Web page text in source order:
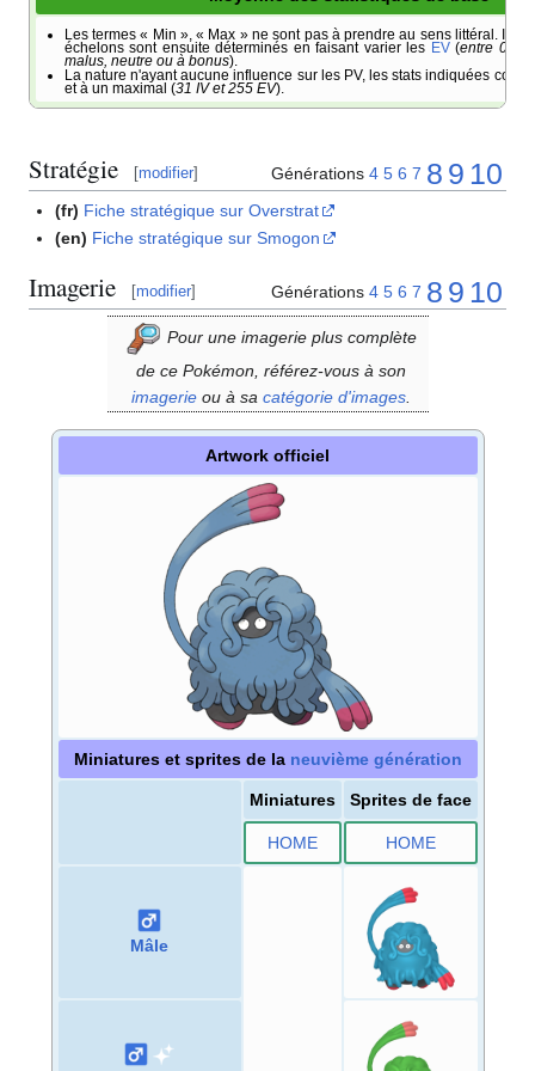
Les termes « Min », « Max » ne sont pas à prendre au sens littéral. Il
échelons sont ensuite déterminés en faisant varier les EV(entre 0 et
malus, neutre ou à bonus).
La nature n'ayant aucune influence sur les PV, les stats indiquées
et à un maximal (31 IV et 255 EV).
Stratégie [modifier] Générations 4 5 6 7 8 9 10
(fr) Fiche stratégique sur Overstrat
(en) Fiche stratégique sur Smogon
Imagerie [modifier] Générations 4 5 6 7 8 9 10
Pour une imagerie plus complète
de ce Pokémon, référez-vous à son
imagerieou à sa catégorie d'images.
Artwork officiel
Miniatures et sprites de la neuvième génération
Miniatures Sprites de face
HOME HOME
Mâle